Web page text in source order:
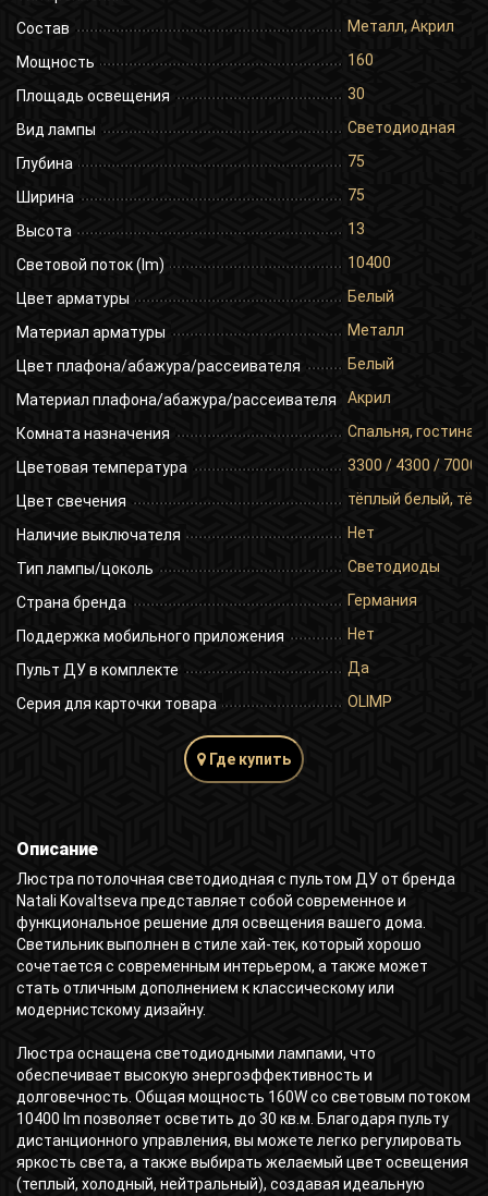
Состав Металл, Акрил
Мощность 160
Площадь освещения 30
Вид лампы Светодиодная
Глубина 75
Ширина 75
Высота 13
Световой поток (lm) 10400
Цвет арматуры Белый
Материал арматуры Металл
Цвет плафона/абажура/рассеивателя Белый
Материал плафона/абажура/рассеивателя Акрил
Комната назначения Спальня,
Цветовая температура 3300 / 4300 / 7000
Цвет свечения тёплый белый,
Наличие выключателя Нет
Тип лампы/цоколь Светодиоды
Страна бренда Германия
Поддержка мобильного приложения Нет
Пульт ДУ в комплекте Да
Серия для карточки товара OLIMP
Где купить
Описание
Люстра потолочная светодиодная с пультом ДУ от бренда
Natali Kovaltseva представляет собой современное и
функциональное решение для освещения вашего дома.
Светильник выполнен в стиле хай-тек, который хорошо
сочетается с современным интерьером, а также может
стать отличным дополнением к классическому или
модернистскому дизайну.
Люстра оснащена светодиодными лампами, что
обеспечивает высокую энергоэффективность и
долговечность. Общая мощность 160W со световым потоком
10400 lm позволяет осветить до 30 кв.м. Благодаря пульту
дистанционного управления, вы можете легко регулировать
яркость света, а также выбирать желаемый цвет освещения
(теплый, холодный, нейтральный), создавая идеальную